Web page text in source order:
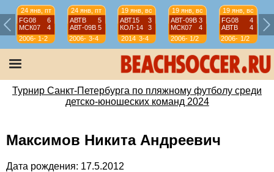
24 янв, пт
FG08
6
МСК07
4
2006-
07
1-2
24 янв, пт
АВТВ
5
АВТ-09B 5
2006-
07
3-4
19 янв, вс
АВТ15
3
КОЛ-14
3
2014 3-4
19 янв, вс
АВТ-09B 3
МСК07
4
2006-
07
1/2
19 янв, вс
FG08
4
АВТВ
4
2006-
07
1/2
Турнир Санкт-Петербурга по пляжному футболу среди
детско-юношеских команд 2024
Максимов Никита Андреевич
Дата рождения: 17.5.2012